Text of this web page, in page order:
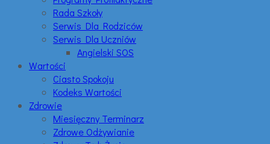
Rada Szkoły
Serwis Dla Rodziców
Serwis Dla Uczniów
Angielski SOS
Wartości
Ciasto Spokoju
Kodeks Wartości
Zdrowie
Miesięczny Terminarz
Zdrowe Odżywianie